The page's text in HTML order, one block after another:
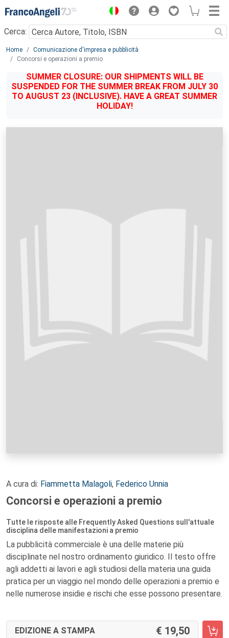
Menu
Cerca:
Main content
Home
Comunicazione d'impresa e pubblicità
Concorsi e operazioni a premio
SUMMER CLOSURE: OUR SHIPMENTS WILL BE
SUSPENDED FOR THE SUMMER BREAK FROM JULY 30
TO AUGUST 23 (INCLUSIVE). HAVE A GREAT SUMMER
HOLIDAY!
A cura di: Fiammetta Malagoli, Federico Unnia
Concorsi e operazioni a premio
Tutte le risposte alle Frequently Asked Questions sull'attuale
disciplina delle manifestazioni a premio
La pubblicità commerciale è una delle materie più
disciplinate nel nostro ordinamento giuridico. Il testo offre
agli addetti ai lavori e agli studiosi della materia una guida
pratica per un viaggio nel mondo delle operazioni a premio e
nelle numerose insidie e rischi che esse possono presentare.
EDIZIONE A STAMPA 19,50